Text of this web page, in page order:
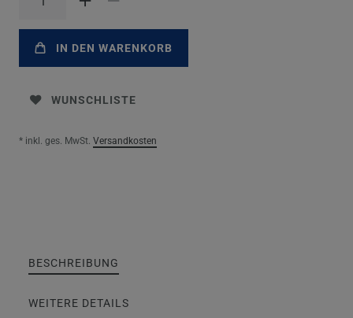
IN DEN WARENKORB
WUNSCHLISTE
* inkl. ges. MwSt. Versandkosten
BESCHREIBUNG
WEITERE DETAILS